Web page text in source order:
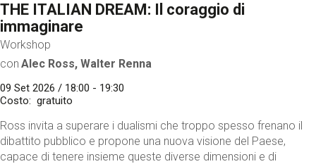
THE ITALIAN DREAM: Il coraggio di
immaginare
Workshop
con Alec Ross, Walter Renna
09 Set 2026 / 18:00 - 19:30
Costo
gratuito
Ross invita a superare i dualismi che troppo spesso frenano il
dibattito pubblico e propone una nuova visione del Paese,
capace di tenere insieme queste diverse dimensioni e di